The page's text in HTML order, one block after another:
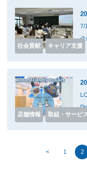
7/
社会貢献
キャリア支援
店舗情報
取組・サービ
< 1 2